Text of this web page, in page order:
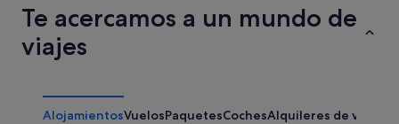
Te acercamos a un mundo de
viajes
AlojamientosVuelosPaquetesCochesAlquileres de